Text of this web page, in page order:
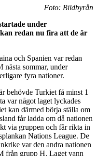
Foto: Bildbyrån
under
redan nu fira att de är
och Spanien var redan
nästa sommar, under
fyra nationer.
behövde Turkiet få minst 1
var något laget lyckades
kan därmed börja ställa om
får ladda om då nationen
via gruppen och får rikta in
Nations League. De
var den andra nationen
från grupp H. Laget vann